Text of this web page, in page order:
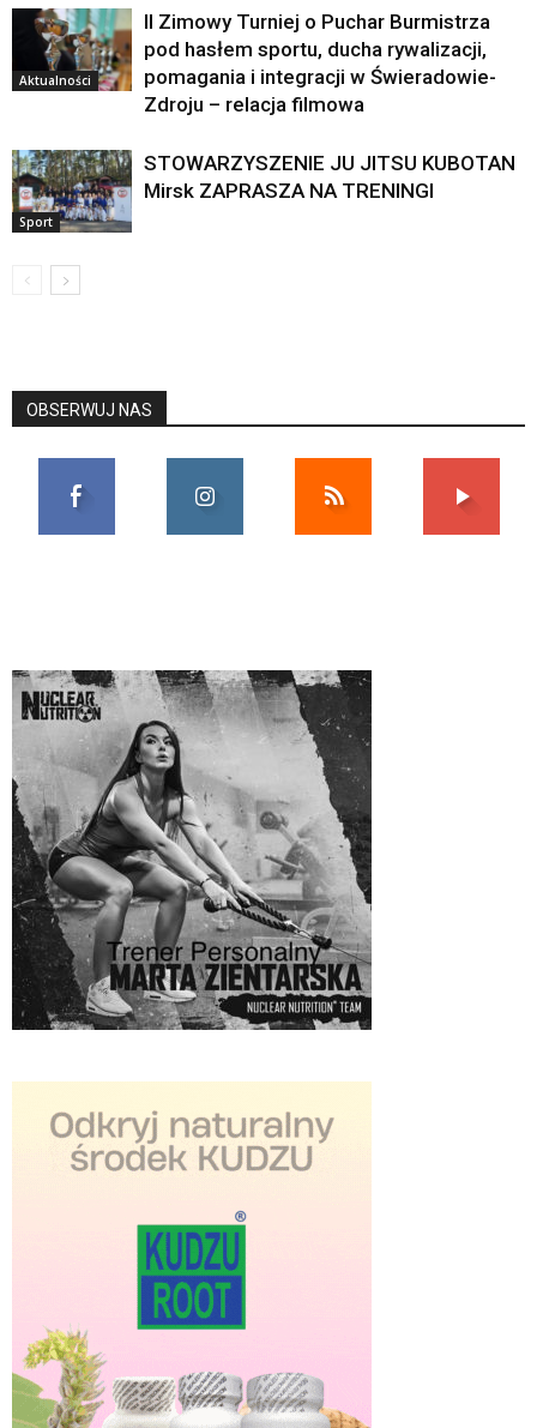
Aktualności
II Zimowy Turniej o Puchar Burmistrza
pod hasłem sportu, ducha rywalizacji,
pomagania i integracji w Świeradowie-
Zdroju – relacja filmowa
Sport
STOWARZYSZENIE JU JITSU KUBOTAN
Mirsk ZAPRASZA NA TRENINGI
OBSERWUJ NAS